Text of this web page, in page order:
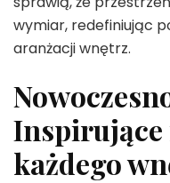
wymiar, redefiniując
aranżacji wnętrz.
Inspirujące
każdego